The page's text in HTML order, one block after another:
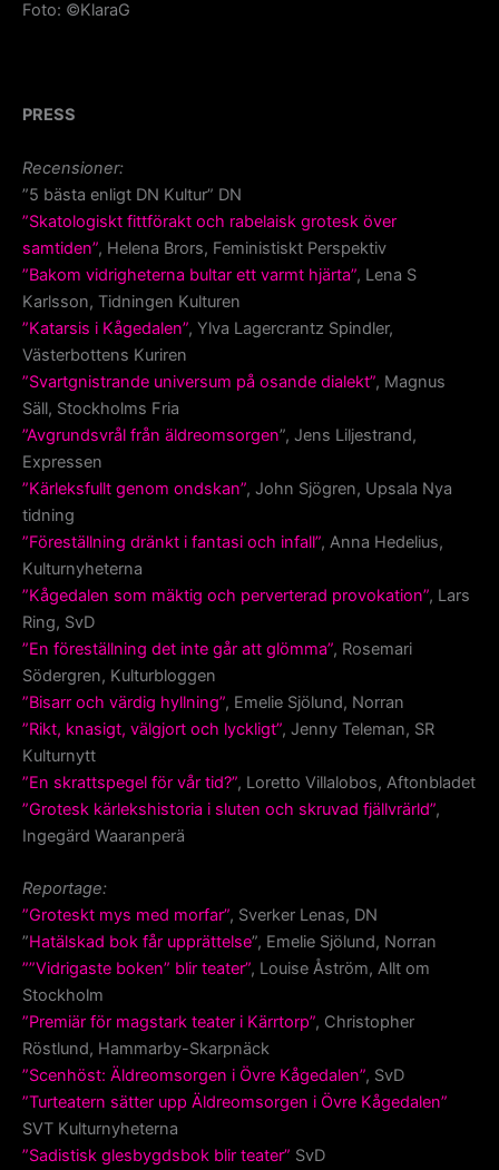
Foto: ©KlaraG
PRESS
Recensioner:
”5 bästa enligt DN Kultur” DN
”Skatologiskt fittförakt och rabelaisk grotesk över
samtiden”, Helena Brors, Feministiskt Perspektiv
”Bakom vidrigheterna bultar ett varmt hjärta”, Lena S
Karlsson, Tidningen Kulturen
”Katarsis i Kågedalen”, Ylva Lagercrantz Spindler,
Västerbottens Kuriren
”Svartgnistrande universum på osande dialekt”, Magnus
Säll, Stockholms Fria
”Avgrundsvrål från äldreomsorgen”, Jens Liljestrand,
Expressen
”Kärleksfullt genom ondskan”, John Sjögren, Upsala Nya
tidning
”Föreställning dränkt i fantasi och infall”, Anna Hedelius,
Kulturnyheterna
”Kågedalen som mäktig och perverterad provokation”, Lars
Ring, SvD
”En föreställning det inte går att glömma”, Rosemari
Södergren, Kulturbloggen
”Bisarr och värdig hyllning”, Emelie Sjölund, Norran
”Rikt, knasigt, välgjort och lyckligt”, Jenny Teleman, SR
Kulturnytt
”En skrattspegel för vår tid?”, Loretto Villalobos, Aftonbladet
”Grotesk kärlekshistoria i sluten och skruvad fjällvrärld”,
Ingegärd Waaranperä
Reportage:
”Groteskt mys med morfar”, Sverker Lenas, DN
”Hatälskad bok får upprättelse”, Emelie Sjölund, Norran
””Vidrigaste boken” blir teater”, Louise Åström, Allt om
Stockholm
”Premiär för magstark teater i Kärrtorp”, Christopher
Röstlund, Hammarby-Skarpnäck
”Scenhöst: Äldreomsorgen i Övre Kågedalen”, SvD
”Turteatern sätter upp Äldreomsorgen i Övre Kågedalen”
SVT Kulturnyheterna
”Sadistisk glesbygdsbok blir teater” SvD